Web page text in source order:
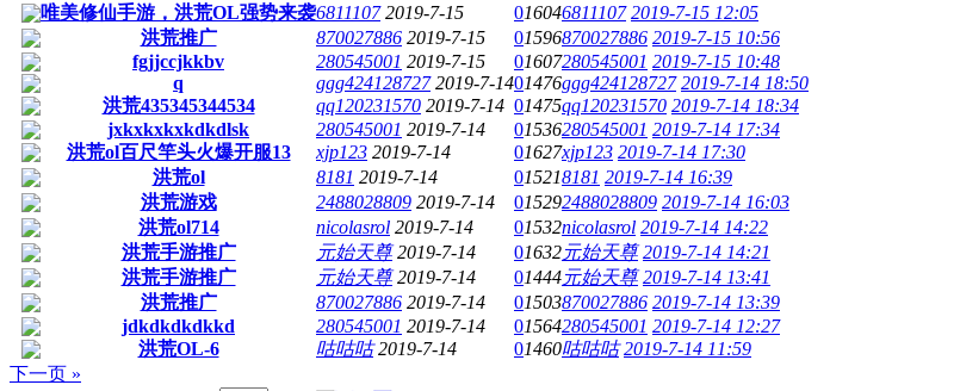
唯美修仙手游，洪荒OL强势来袭6811107 2019-7-15 016046811107 2019-7-15 12:05
洪荒推广
870027886 2019-7-15 01596870027886 2019-7-15 10:56
fgjjccjkkbv
280545001 2019-7-15 01607280545001 2019-7-15 10:48
q
ggg424128727 2019-7-1401476ggg424128727 2019-7-14 18:50
洪荒435345344534
qq120231570 2019-7-14 01475qq120231570 2019-7-14 18:34
jxkxkxkxkdkdlsk
280545001 2019-7-14 01536280545001 2019-7-14 17:34
洪荒ol百尺竿头火爆开服13
xjp123 2019-7-14 01627xjp123 2019-7-14 17:30
洪荒ol
8181 2019-7-14 015218181 2019-7-14 16:39
洪荒游戏
2488028809 2019-7-14 015292488028809 2019-7-14 16:03
洪荒ol714
nicolasrol 2019-7-14 01532nicolasrol 2019-7-14 14:22
洪荒手游推广
元始天尊 2019-7-14 01632元始天尊 2019-7-14 14:21
洪荒手游推广
元始天尊 2019-7-14 01444元始天尊 2019-7-14 13:41
洪荒推广
870027886 2019-7-14 01503870027886 2019-7-14 13:39
jdkdkdkdkkd
280545001 2019-7-14 01564280545001 2019-7-14 12:27
洪荒OL-6
咕咕咕 2019-7-14 01460咕咕咕 2019-7-14 11:59
下一页 »